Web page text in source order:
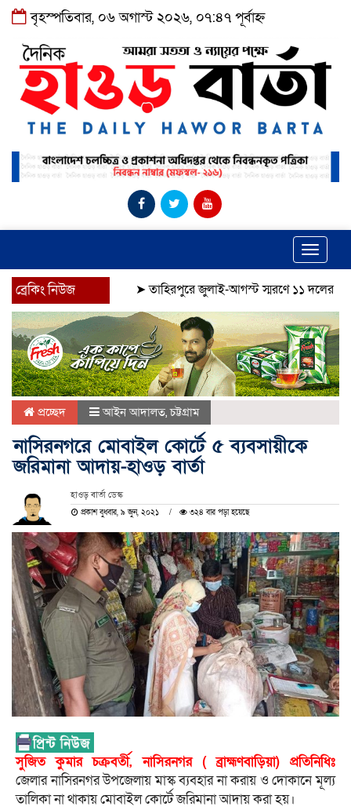
বৃহস্পতিবার, ০৬ অগাস্ট ২০২৬, ০৭:৪৭ পূর্বাহ্ন
Toggle
ব্রেকিং নিউজ তাহিরপুরে জুলাই-আগস্ট স্মরণে ১১ দলের শোভাযাত্রা
প্রচ্ছেদ আইন আদালত,চট্টগ্রাম
নাসিরনগরে মোবাইল কোর্টে ৫ ব্যবসায়ীকে
জরিমানা আদায়-হাওড় বার্তা
হাওড় বার্তা ডেস্ক
প্রকাশ বুধবার, ৯ জুন, ২০২১ ৩২৪ বার পড়া হয়েছে
সুজিত কুমার চক্রবর্তী, নাসিরনগর ( ব্রাহ্মণবাড়িয়া) প্রতিনিধিঃ
জেলার নাসিরনগর উপজেলায় মাস্ক ব্যবহার না করায় ও দোকানে মূল্য
তালিকা না থাকায় মোবাইল কোর্টে জরিমানা আদায় করা হয়।